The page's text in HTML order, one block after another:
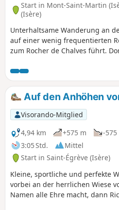
Start in Mont-Saint-Martin
(Isère)
Unterhaltsame Wanderung an
auf einer wenig frequentierten
zum Rocher de Chalves führt.
Grats, bevor man in leichtem
Grat steigt. Achtung: Unter dem
allgegenwärtig, man muss
Griff gut prüfen, da einige
herunterzufallen.
Auf den Anhöhen
Visorando-Mitglied
4,94 km
+575 m
-575
3:05 Std.
Mittel
Start in Saint-Égrève (Isère)
Kleine, sportliche und perfekte
vorbei an der herrlichen Wiese
Namen alle Ehre macht, dann